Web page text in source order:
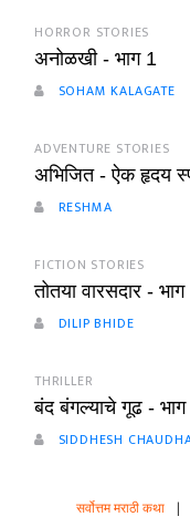
HORROR STORIES
अनोळखी - भाग 1
SOHAM KALAGATE
ADVENTURE STORIES
अभिजित - ऐक हृदय
RESHMA
FICTION STORIES
तोतया वारसदार -
DILIP BHIDE
THRILLER
बंद बंगल्याचे गूढ -
SIDDHESH
सर्वोत्तम मराठी कथा |